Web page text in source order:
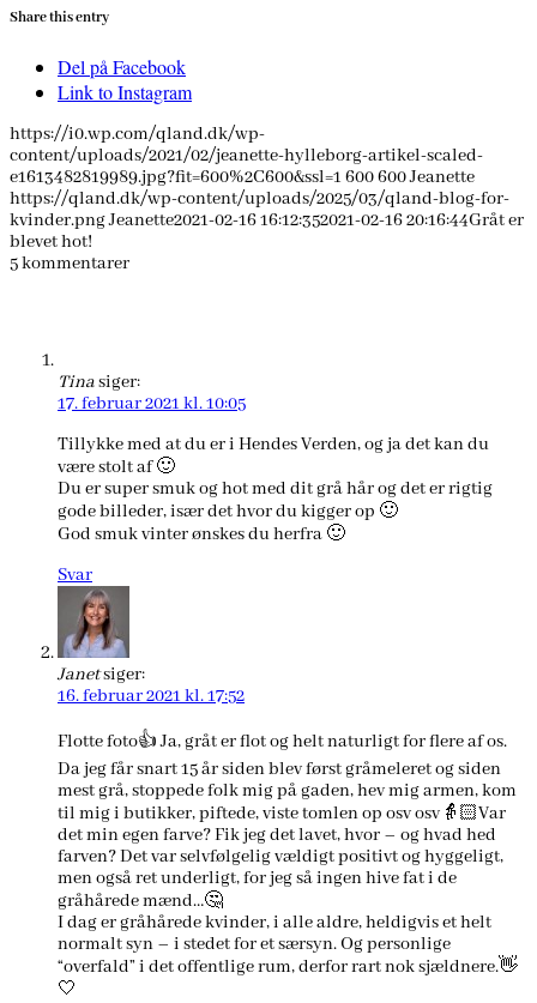
Share this entry
Del på Facebook
Link to Instagram
https://i0.wp.com/qland.dk/wp-
content/uploads/2021/02/jeanette-hylleborg-artikel-scaled-
e1613482819989.jpg?fit=600%2C600&ssl=1 600600Jeanette
https://qland.dk/wp-content/uploads/2025/03/qland-blog-for-
kvinder.pngJeanette2021-02-16 16:12:352021-02-16 20:16:44Gråt er
blevet hot!
5kommentarer
Tinasiger:
17. februar 2021 kl. 10:05
Tillykke med at du er i Hendes Verden, og ja det kan du
være stolt af 🙂
Du er super smuk og hot med dit grå hår og det er rigtig
gode billeder, især det hvor du kigger op 🙂
God smuk vinter ønskes du herfra 🙂
Svar
Janetsiger:
16. februar 2021 kl. 17:52
Flotte foto👍 Ja, gråt er flot og helt naturligt for flere af os.
Da jeg får snart 15 år siden blev først gråmeleret og siden
mest grå, stoppede folk mig på gaden, hev mig armen, kom
til mig i butikker, piftede, viste tomlen op osv osv👵🏻Var
det min egen farve? Fik jeg det lavet, hvor – og hvad hed
farven? Det var selvfølgelig vældigt positivt og hyggeligt,
men også ret underligt, for jeg så ingen hive fat i de
gråhårede mænd…🤔
I dag er gråhårede kvinder, i alle aldre, heldigvis et helt
normalt syn – i stedet for et særsyn. Og personlige
“overfald” i det offentlige rum, derfor rart nok sjældnere.👋
🤍